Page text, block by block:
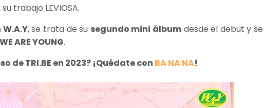
trabajo LEVIOSA.
, se trata de su segundo mini álbum desde el debut y se
ARE YOUNG.
de TRI.BE en 2023? ¡Quédate con BA NA NA!